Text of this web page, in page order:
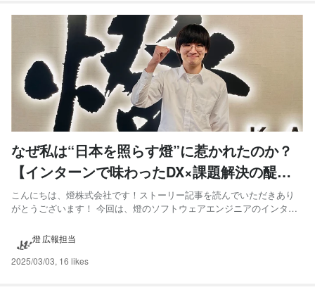
なぜ私は“日本を照らす燈”に惹かれたのか？
【インターンで味わったDX×課題解決の醍醐
味】
こんにちは、燈株式会社です！ストーリー記事を読んでいただきあり
がとうございます！ 今回は、燈のソフトウェアエンジニアのインター
して、爆速成長したメンバーを紹介したいと思います！ 今までの自分
と燈に出会うまで こんにちは！私は高専→大学編入→燈と言っ...
燈 広報担当
2025/03/03, 16 likes